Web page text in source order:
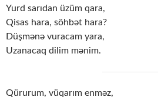
Yurd sarıdan üzüm qara,
Qisas hara, söhbət hara?
Düşmənə vuracam yara,
Uzanacaq dilim mənim.
Qürurum, vüqarım enməz,